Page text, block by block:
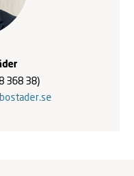
368 38)